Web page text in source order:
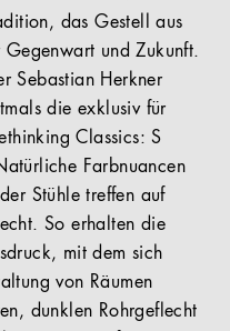
das Gestell aus
Gegenwart und Zukunft.
Sebastian Herkner
die exklusiv für
Classics: S
Farbnuancen
Stühle treffen auf
So erhalten die
mit dem sich
von Räumen
dunklen Rohrgeflecht